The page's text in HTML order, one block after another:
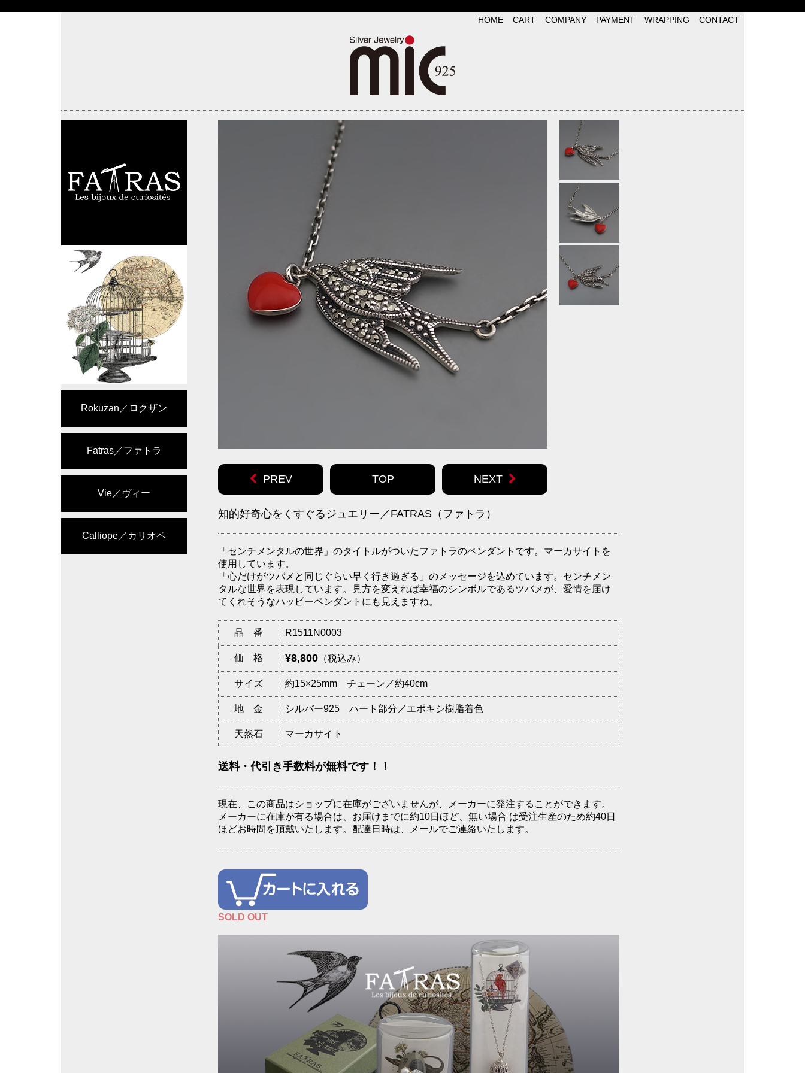
HOME CART COMPANY PAYMENT WRAPPING CONTACT
PREV TOP NEXT
知的好奇心をくすぐるジュエリー／FATRAS（ファトラ）
「センチメンタルの世界」のタイトルがついたファトラのペンダントです。マーカサイトを
使用しています。
「心だけがツバメと同じぐらい早く行き過ぎる」のメッセージを込めています。センチメン
タルな世界を表現しています。見方を変えれば幸福のシンボルであるツバメが、愛情を届け
てくれそうなハッピーペンダントにも見えますね。
品 番 R1511N0003
価 格 ¥8,800 （税込み）
サイズ 約15×25mm チェーン／約40cm
地 金 シルバー925 ハート部分／エポキシ樹脂着色
天然石 マーカサイト
送料・代引き手数料が無料です！！
現在、この商品はショップに在庫がございませんが、メーカーに発注することができます。
メーカーに在庫が有る場合は、お届けまでに約10日ほど、無い場合 は受注生産のため約40日
ほどお時間を頂戴いたします。配達日時は、メールでご連絡いたします。
SOLD OUT
Rokuzan／ロクザン
Fatras／ファトラ
Vie／ヴィー
Calliope／カリオペ